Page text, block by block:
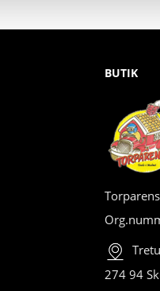
BUTIK
274 94